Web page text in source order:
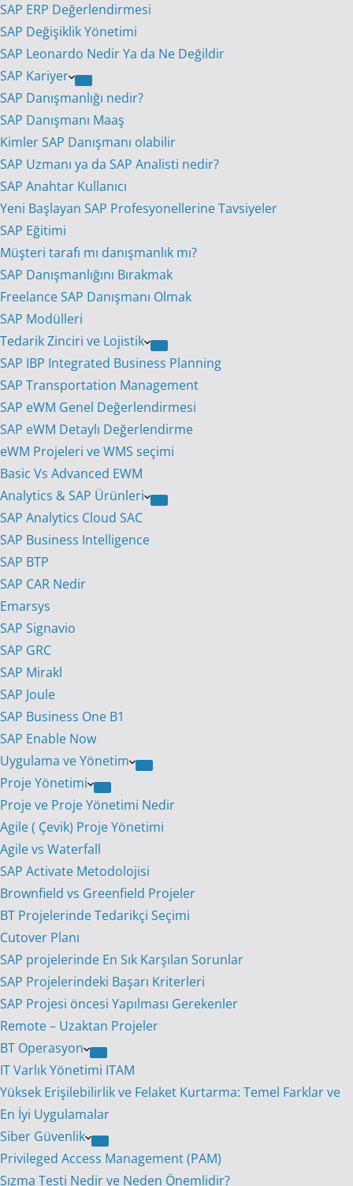
SAP ERP Değerlendirmesi
SAP Değişiklik Yönetimi
SAP Leonardo Nedir Ya da Ne Değildir
SAP Kariyer
SAP Danışmanlığı nedir?
SAP Danışmanı Maaş
Kimler SAP Danışmanı olabilir
SAP Uzmanı ya da SAP Analisti nedir?
SAP Anahtar Kullanıcı
Yeni Başlayan SAP Profesyonellerine Tavsiyeler
SAP Eğitimi
Müşteri tarafı mı danışmanlık mı?
SAP Danışmanlığını Bırakmak
Freelance SAP Danışmanı Olmak
SAP Modülleri
Tedarik Zinciri ve Lojistik
SAP IBP Integrated Business Planning
SAP Transportation Management
SAP eWM Genel Değerlendirmesi
SAP eWM Detaylı Değerlendirme
eWM Projeleri ve WMS seçimi
Basic Vs Advanced EWM
Analytics & SAP Ürünleri
SAP Analytics Cloud SAC
SAP Business Intelligence
SAP BTP
SAP CAR Nedir
Emarsys
SAP Signavio
SAP GRC
SAP Mirakl
SAP Joule
SAP Business One B1
SAP Enable Now
Uygulama ve Yönetim
Proje Yönetimi
Proje ve Proje Yönetimi Nedir
Agile ( Çevik) Proje Yönetimi
Agile vs Waterfall
SAP Activate Metodolojisi
Brownfield vs Greenfield Projeler
BT Projelerinde Tedarikçi Seçimi
Cutover Planı
SAP projelerinde En Sık Karşılan Sorunlar
SAP Projelerindeki Başarı Kriterleri
SAP Projesi öncesi Yapılması Gerekenler
Remote – Uzaktan Projeler
BT Operasyon
IT Varlık Yönetimi ITAM
Yüksek Erişilebilirlik ve Felaket Kurtarma: Temel Farklar ve
En İyi Uygulamalar
Siber Güvenlik
Privileged Access Management (PAM)
Sızma Testi Nedir ve Neden Önemlidir?